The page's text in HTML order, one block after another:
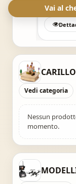
Vai al
€ 8,99
Vedi categoria
Nessun
momento.